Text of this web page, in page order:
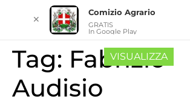
Tag: Fabrizio
Audisio
✕
Comizio Agrario
GRATIS
In Google Play
VISUALIZZA